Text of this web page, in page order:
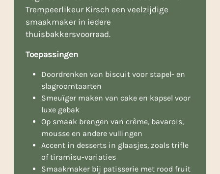
Trempeerlikeur Kirsch een veelzijdige
smaakmaker in iedere
thuisbakkersvoorraad.
Toepassingen
Doordrenken van biscuit voor stapel- en
slagroomtaarten
Smeuïger maken van cake en kapsel voor
luxe gebak
Op smaak brengen van crème, bavarois,
mousse en andere vullingen
Accent in desserts in glaasjes, zoals trifle
of tiramisu-variaties
Smaakmaker bij patisserie met rood fruit